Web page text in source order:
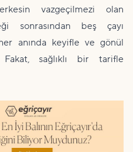
vazgeçilmezi olan
sonrasından beş çayı
anında keyifle ve gönül
Fakat, sağlıklı bir tarifle